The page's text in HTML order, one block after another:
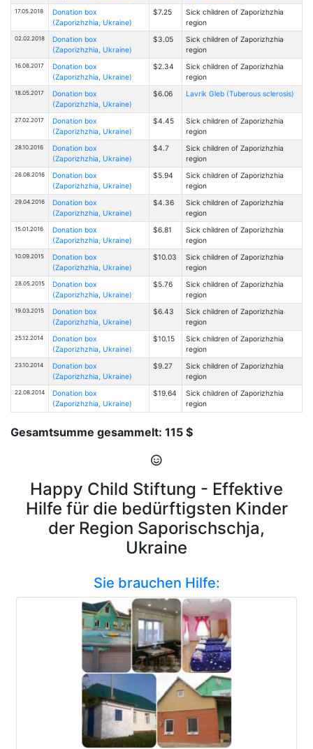
17.05.2018
Donation box
(Zaporizhzhia, Ukraine)
$7.25
Sick children of Zaporizhzhia
region
02.02.2018
Donation box
(Zaporizhzhia, Ukraine)
$3.05
Sick children of Zaporizhzhia
region
16.08.2017
Donation box
(Zaporizhzhia, Ukraine)
$2.34
Sick children of Zaporizhzhia
region
18.05.2017
Donation box
(Zaporizhzhia, Ukraine)
$6.06 Lavrik Gleb (Tuberous sclerosis)
27.02.2017
Donation box
(Zaporizhzhia, Ukraine)
$4.45
Sick children of Zaporizhzhia
region
28.10.2016
Donation box
(Zaporizhzhia, Ukraine)
$4.7
Sick children of Zaporizhzhia
region
26.08.2016
Donation box
(Zaporizhzhia, Ukraine)
$5.94
Sick children of Zaporizhzhia
region
29.04.2016
Donation box
(Zaporizhzhia, Ukraine)
$4.36
Sick children of Zaporizhzhia
region
15.01.2016
Donation box
(Zaporizhzhia, Ukraine)
$6.81
Sick children of Zaporizhzhia
region
10.09.2015
Donation box
(Zaporizhzhia, Ukraine)
$10.03
Sick children of Zaporizhzhia
region
28.05.2015
Donation box
(Zaporizhzhia, Ukraine)
$5.76
Sick children of Zaporizhzhia
region
19.03.2015
Donation box
(Zaporizhzhia, Ukraine)
$6.43
Sick children of Zaporizhzhia
region
25.12.2014
Donation box
(Zaporizhzhia, Ukraine)
$10.15
Sick children of Zaporizhzhia
region
23.10.2014
Donation box
(Zaporizhzhia, Ukraine)
$9.27
Sick children of Zaporizhzhia
region
22.08.2014
Donation box
(Zaporizhzhia, Ukraine)
$19.64
Sick children of Zaporizhzhia
region
Gesamtsumme gesammelt: 115 $
Happy Child Stiftung - Effektive
Hilfe für die bedürftigsten Kinder
der Region Saporischschja,
Ukraine
Sie brauchen Hilfe: